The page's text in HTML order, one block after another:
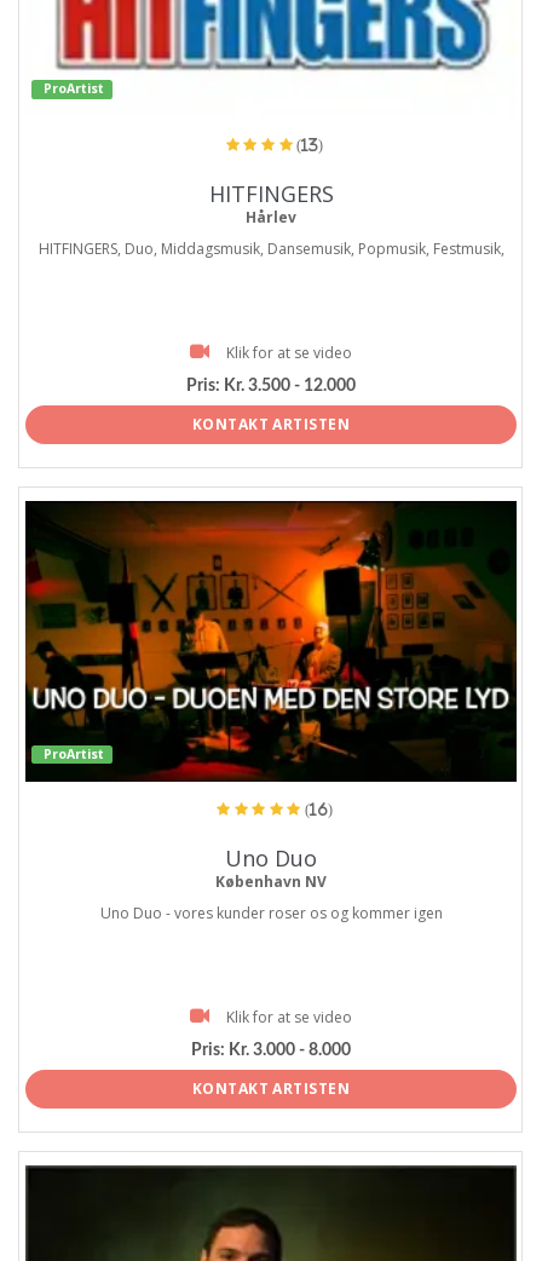
ProArtist
(13)
HITFINGERS
Hårlev
HITFINGERS, Duo, Middagsmusik, Dansemusik, Popmusik, Festmusik,
Klik for at se video
Pris: Kr. 3.500 - 12.000
KONTAKT ARTISTEN
ProArtist
(16)
Uno Duo
København NV
Uno Duo - vores kunder roser os og kommer igen
Klik for at se video
Pris: Kr. 3.000 - 8.000
KONTAKT ARTISTEN